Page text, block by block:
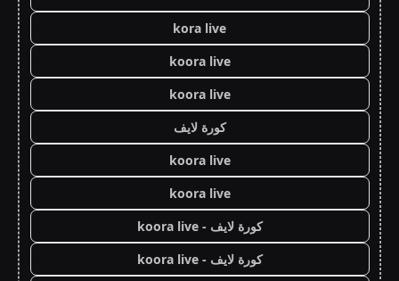
kora live
koora live
koora live
كورة لايف
koora live
koora live
كورة لايف - koora live
كورة لايف - koora live